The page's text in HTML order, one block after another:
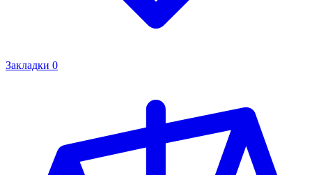
Закладки 0